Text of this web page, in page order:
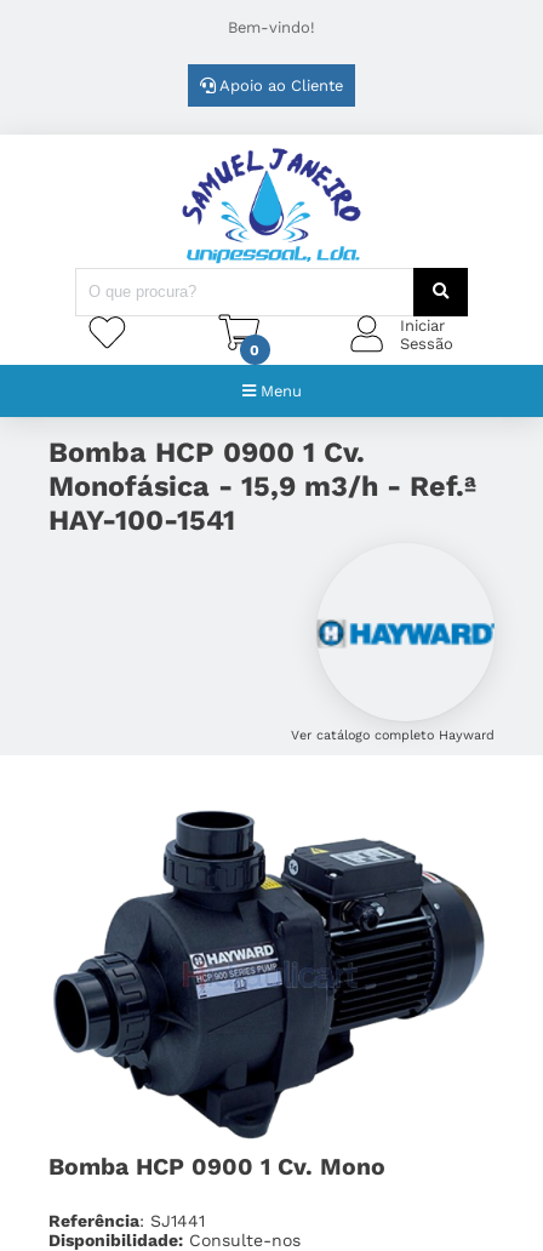
Bem-vindo!
Apoio ao Cliente
0
Iniciar
Sessão
Menu
Bomba HCP 0900 1 Cv.
Monofásica - 15,9 m3/h - Ref.ª
HAY-100-1541
Ver catálogo completo Hayward
Bomba HCP 0900 1 Cv. Mono
Referência: SJ1441
Disponibilidade: Consulte-nos